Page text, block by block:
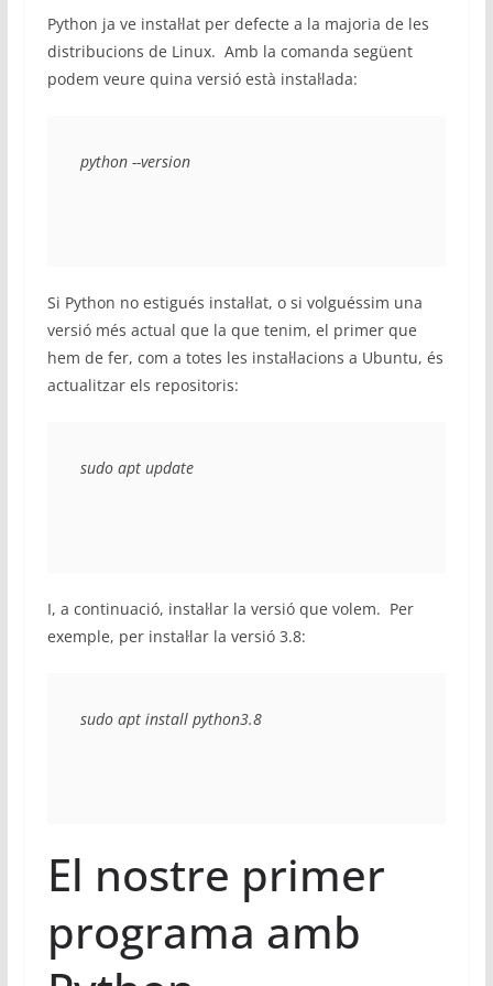
Python ja ve instal·lat per defecte a la majoria de les
distribucions de Linux. Amb la comanda següent
podem veure quina versió està instal·lada:
python --version
Si Python no estigués instal·lat, o si volguéssim una
versió més actual que la que tenim, el primer que
hem de fer, com a totes les instal·lacions a Ubuntu, és
actualitzar els repositoris:
sudo apt update
I, a continuació, instal·lar la versió que volem. Per
exemple, per instal·lar la versió 3.8:
sudo apt install python3.8
El nostre primer
programa amb